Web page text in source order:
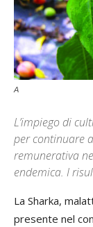
A
L’impiego di
per continuare
remunerativa
endemica. I
La Sharka,
presente nel